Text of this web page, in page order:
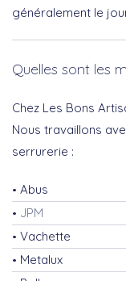
généralement le
Quelles sont les
Chez Les Bons
Nous travaillons
serrurerie :
Abus
JPM
Vachette
Metalux